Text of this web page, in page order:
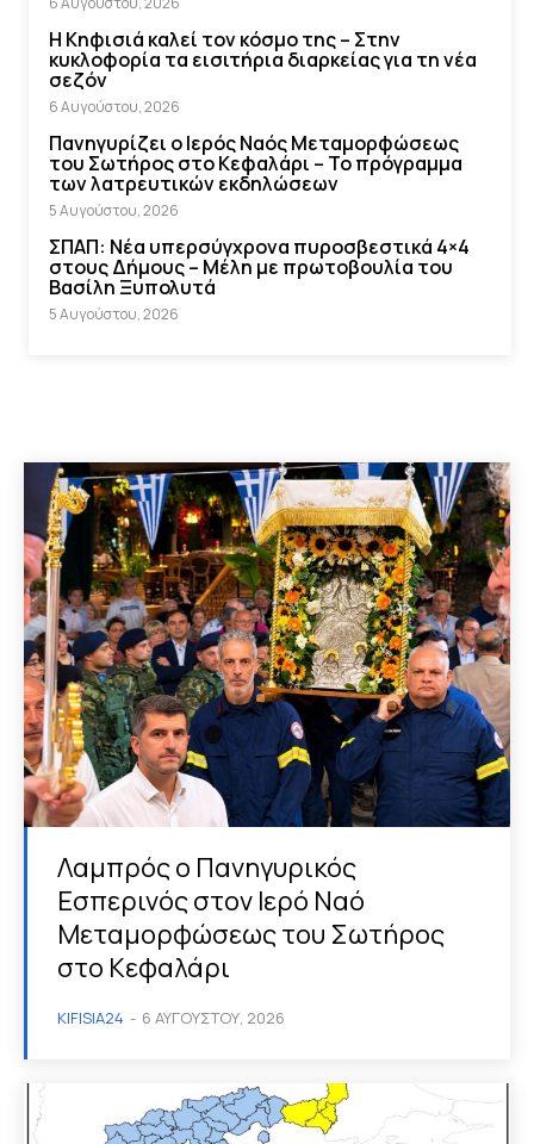
Η Κηφισιά καλεί τον κόσμο της – Στην
κυκλοφορία τα εισιτήρια διαρκείας για τη νέα
σεζόν
6 Αυγούστου, 2026
Πανηγυρίζει ο Ιερός Ναός Μεταμορφώσεως
του Σωτήρος στο Κεφαλάρι – Το πρόγραμμα
των λατρευτικών εκδηλώσεων
5 Αυγούστου, 2026
ΣΠΑΠ: Νέα υπερσύγχρονα πυροσβεστικά 4×4
στους Δήμους – Μέλη με πρωτοβουλία του
Βασίλη Ξυπολυτά
5 Αυγούστου, 2026
Λαμπρός ο Πανηγυρικός
Εσπερινός στον Ιερό Ναό
Μεταμορφώσεως του Σωτήρος
στο Κεφαλάρι
KIFISIA24 - 6 ΑΥΓΟΎΣΤΟΥ, 2026